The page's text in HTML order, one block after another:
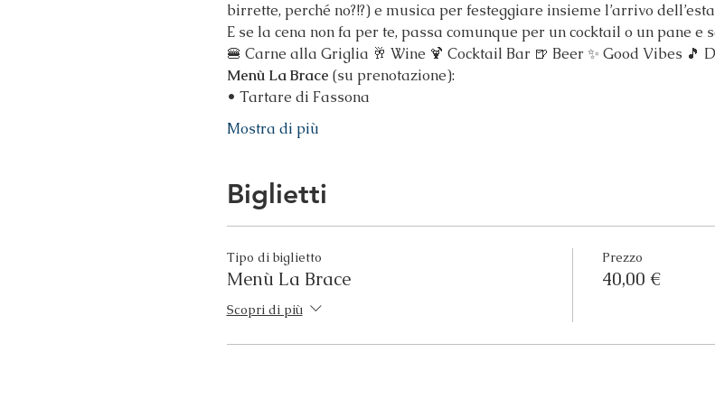
birrette, perché no?!?) e musica per festeggiare insieme l’arrivo
E se la cena non fa per te, passa comunque per un cocktail o un pane
🍔 Carne alla Griglia 🥂 Wine 🍹 Cocktail Bar 🍺 Beer ✨ Good Vibes 🎵
Menù La Brace (su prenotazione):
• Tartare di Fassona
Mostra di più
Biglietti
Tipo di biglietto
Menù La Brace
Scopri di più
Prezzo
40,00 €